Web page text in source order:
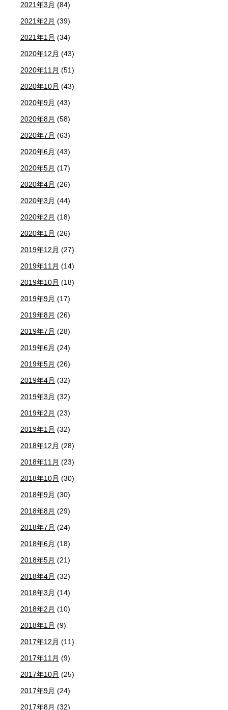
2021年3月 (84)
2021年2月 (39)
2021年1月 (34)
2020年12月 (43)
2020年11月 (51)
2020年10月 (43)
2020年9月 (43)
2020年8月 (58)
2020年7月 (63)
2020年6月 (43)
2020年5月 (17)
2020年4月 (26)
2020年3月 (44)
2020年2月 (18)
2020年1月 (26)
2019年12月 (27)
2019年11月 (14)
2019年10月 (18)
2019年9月 (17)
2019年8月 (26)
2019年7月 (28)
2019年6月 (24)
2019年5月 (26)
2019年4月 (32)
2019年3月 (32)
2019年2月 (23)
2019年1月 (32)
2018年12月 (28)
2018年11月 (23)
2018年10月 (30)
2018年9月 (30)
2018年8月 (29)
2018年7月 (24)
2018年6月 (18)
2018年5月 (21)
2018年4月 (32)
2018年3月 (14)
2018年2月 (10)
2018年1月 (9)
2017年12月 (11)
2017年11月 (9)
2017年10月 (25)
2017年9月 (24)
2017年8月 (32)